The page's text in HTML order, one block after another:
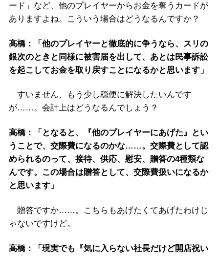
ード」など、他のプレイヤーからお金を奪うカードが
ありますよね。こういう場合はどうなるんですか？
高橋：「他のプレイヤーと徹底的に争うなら、スリの
銀次のときと同様に被害届を出して、あとは民事訴訟
を起こしてお金を取り戻すことになるかと思います」
すいません、もう少し穏便に解決したいんです
が……。会計上はどうなるんでしょう？
高橋：「となると、『他のプレイヤーにあげた』とい
うことで、交際費になるのかな……。交際費として認
められるのって、接待、供応、慰安、贈答の4種類な
んです。この場合は贈答として、交際費扱いになるか
と思います」
贈答ですか……。こちらもあげたくてあげたわけじ
ゃないですけど。
高橋：「現実でも『気に入らない社長だけど開店祝い